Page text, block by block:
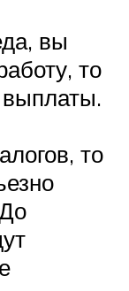
вы
то
выплаты.
то